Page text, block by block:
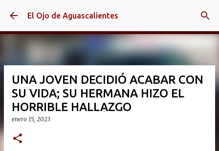
Ir al contenido principal
El Ojo de Aguascalientes
UNA JOVEN DECIDIÓ ACABAR CON
SU VIDA; SU HERMANA HIZO EL
HORRIBLE HALLAZGO
enero 15, 2023